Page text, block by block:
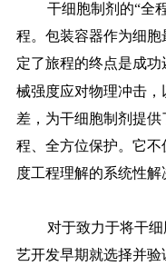
干细胞制剂的“全
程。包装容器作为细
定了旅程的终点是成功
械强度应对物理冲击
差，为干细胞制剂提
程、全方位保护。它
度工程理解的系统性解
对于致力于将干
艺开发早期就选择并验